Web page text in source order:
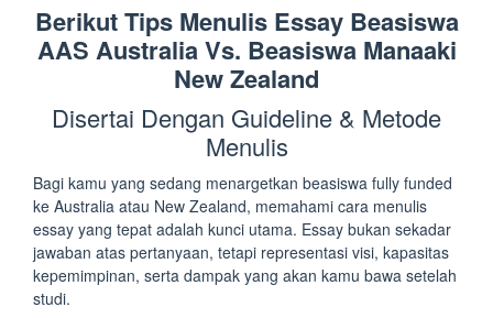
Berikut Tips Menulis Essay Beasiswa
AAS Australia Vs. Beasiswa Manaaki
New Zealand
Disertai Dengan Guideline & Metode
Menulis
Bagi kamu yang sedang menargetkan beasiswa fully funded
ke Australia atau New Zealand, memahami cara menulis
essay yang tepat adalah kunci utama. Essay bukan sekadar
jawaban atas pertanyaan, tetapi representasi visi, kapasitas
kepemimpinan, serta dampak yang akan kamu bawa setelah
studi.